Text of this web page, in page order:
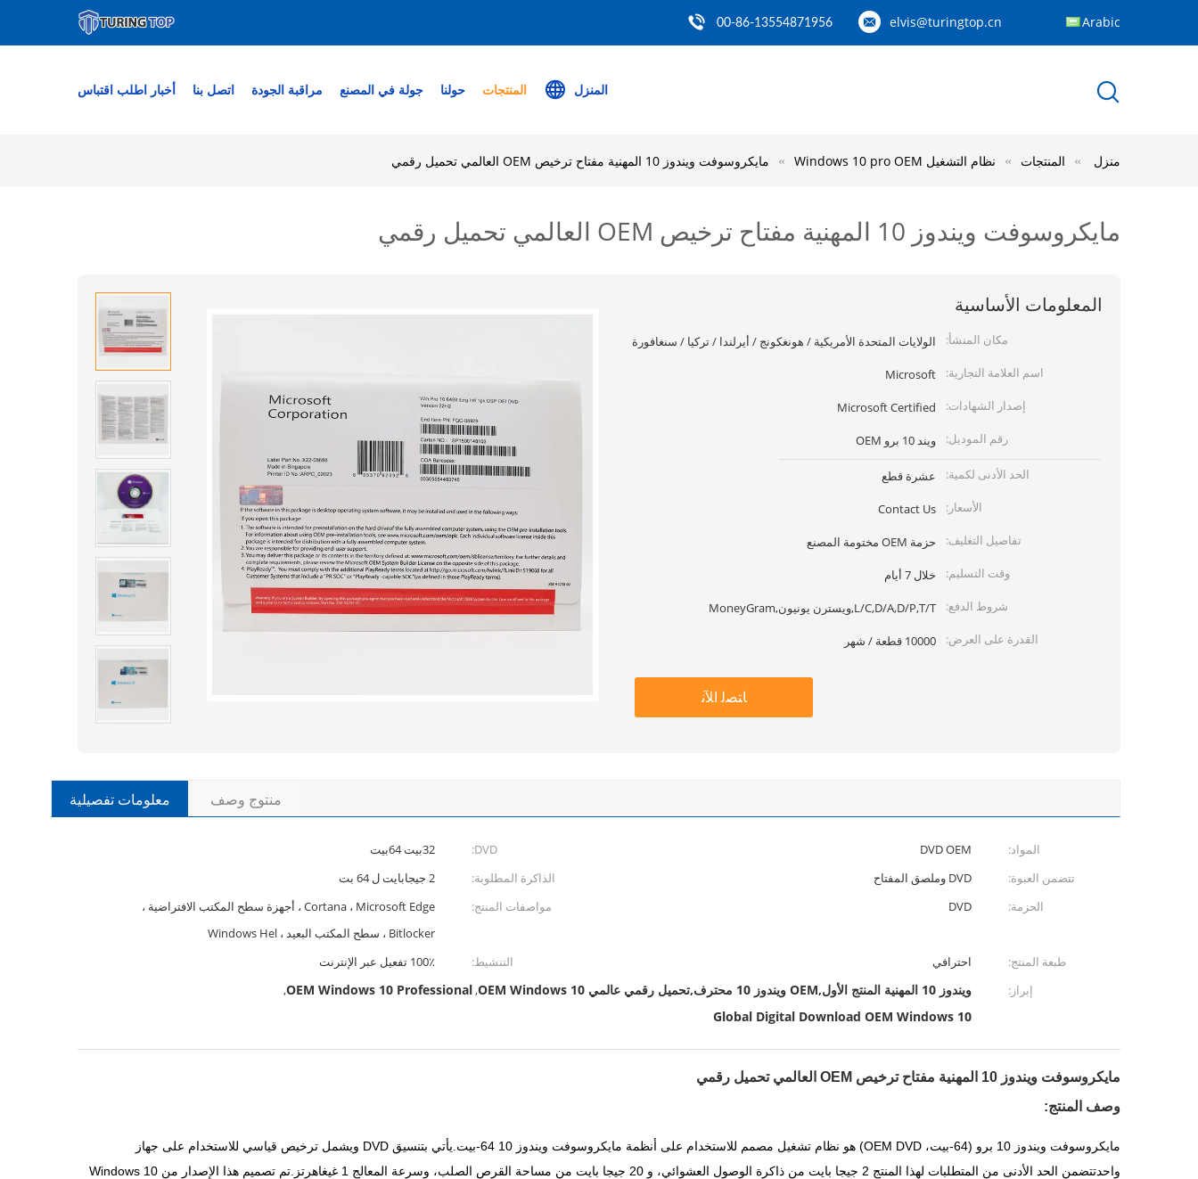
elvis@turingtop.cn
00-86-13554871956 Arabic
المنزل المنتجات حولنا جولة في المصنع مراقبة الجودة اتصل بنا أخبار اطلب اقتباس
منزل المنتجات نظام التشغيل Windows 10 pro OEM مايكروسوفت ويندوز 10 المهنية مفتاح ترخيص OEM العالمي تحميل رقمي
مايكروسوفت ويندوز 10 المهنية مفتاح ترخيص OEM العالمي تحميل رقمي
المعلومات الأساسية
مكان المنشأ:
الولايات المتحدة الأمريكية / هونغكونج / أيرلندا / تركيا / سنغافورة
اسم العلامة التجارية:
Microsoft
إصدار الشهادات:
Microsoft Certified
رقم الموديل:
ويند 10 برو OEM
الحد الأدنى لكمية:
عشرة قطع
الأسعار:
Contact Us
تفاصيل التغليف:
حزمة OEM مختومة المصنع
وقت التسليم:
خلال 7 أيام
شروط الدفع:
L/C,D/A,D/P,T/T,ويسترن يونيون,MoneyGram
القدرة على العرض:
10000 قطعة / شهر
ﺎﺘﺼﻟ ﺍﻶﻧ
معلومات تفصيلية منتوج وصف
المواد: DVD OEM
DVD:
32بيت 64بيت
تتضمن العبوة:
DVD وملصق المفتاح الذاكرة المطلوبة:
2 جيجابايت ل 64 بت
الحزمة:
DVD مواصفات المنتج:
Cortana ، Microsoft Edge ، أجهزة سطح المكتب الافتراضية ،
Bitlocker ، سطح المكتب البعيد ، Windows Hel
طبعة المنتج:
احترافي التنشيط:
100٪ تفعيل عبر الإنترنت
إبراز:
ويندوز 10 المهنية المنتج الأول,OEM ويندوز 10 محترف,تحميل رقمي عالمي OEM Windows 10 ,
OEM Windows 10 Professional
,
Global Digital Download OEM Windows 10
مايكروسوفت ويندوز 10 المهنية مفتاح ترخيص OEM العالمي تحميل رقمي
وصف المنتج:
مايكروسوفت ويندوز 10 برو (64-بيت، OEM DVD) هو نظام تشغيل مصمم للاستخدام على أنظمة مايكروسوفت ويندوز 10 64-بيت.يأتي بتنسيق DVD ويشمل ترخيص قياسي للاستخدام على جهاز
واحدتتضمن الحد الأدنى من المتطلبات لهذا المنتج 2 جيجا بايت من ذاكرة الوصول العشوائي، و 20 جيجا بايت من مساحة القرص الصلب، وسرعة المعالج 1 غيغاهرتز.تم تصميم هذا الإصدار من Windows 10